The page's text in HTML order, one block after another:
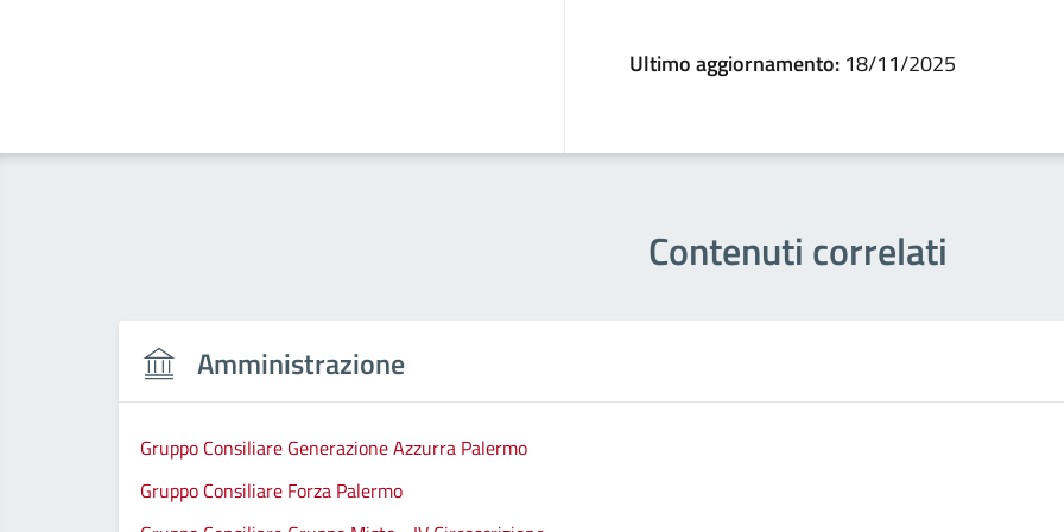
Ultimo aggiornamento: 18/11/2025
Contenuti correlati
Amministrazione
Gruppo Consiliare Generazione Azzurra Palermo
Gruppo Consiliare Forza Palermo